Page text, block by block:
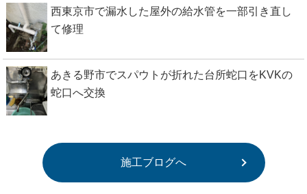
西東京市で漏水した屋外の給水管を一部引き直し
て修理
あきる野市でスパウトが折れた台所蛇口をKVKの
蛇口へ交換
施工ブログへ